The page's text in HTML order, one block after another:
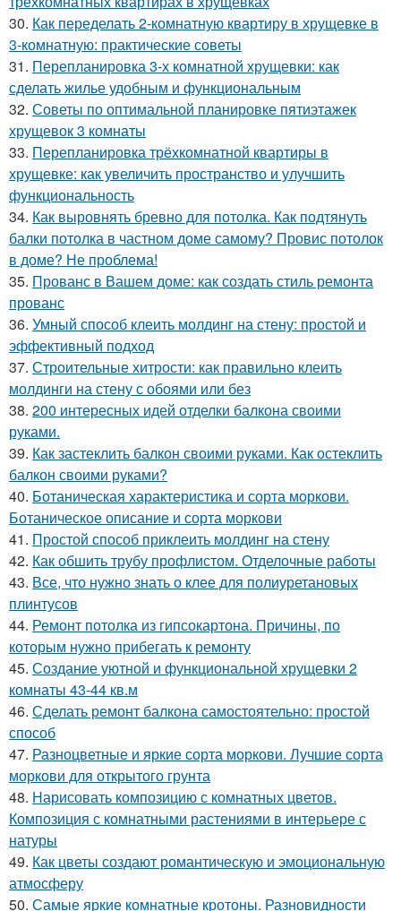
30. Как переделать 2-комнатную квартиру в хрущевке в
3-комнатную: практические советы
31. Перепланировка 3-х комнатной хрущевки: как
сделать жилье удобным и функциональным
32. Советы по оптимальной планировке пятиэтажек
хрущевок 3 комнаты
33. Перепланировка трёхкомнатной квартиры в
хрущевке: как увеличить пространство и улучшить
функциональность
34. Как выровнять бревно для потолка. Как подтянуть
балки потолка в частном доме самому? Провис потолок
в доме? Не проблема!
35. Прованс в Вашем доме: как создать стиль ремонта
прованс
36. Умный способ клеить молдинг на стену: простой и
эффективный подход
37. Строительные хитрости: как правильно клеить
молдинги на стену с обоями или без
38. 200 интересных идей отделки балкона своими
руками.
39. Как застеклить балкон своими руками. Как остеклить
балкон своими руками?
40. Ботаническая характеристика и сорта моркови.
Ботаническое описание и сорта моркови
41. Простой способ приклеить молдинг на стену
42. Как обшить трубу профлистом. Отделочные работы
43. Все, что нужно знать о клее для полиуретановых
плинтусов
44. Ремонт потолка из гипсокартона. Причины, по
которым нужно прибегать к ремонту
45. Создание уютной и функциональной хрущевки 2
комнаты 43-44 кв.м
46. Сделать ремонт балкона самостоятельно: простой
способ
47. Разноцветные и яркие сорта моркови. Лучшие сорта
моркови для открытого грунта
48. Нарисовать композицию с комнатных цветов.
Композиция с комнатными растениями в интерьере с
натуры
49. Как цветы создают романтическую и эмоциональную
атмосферу
50. Самые яркие комнатные кротоны. Разновидности